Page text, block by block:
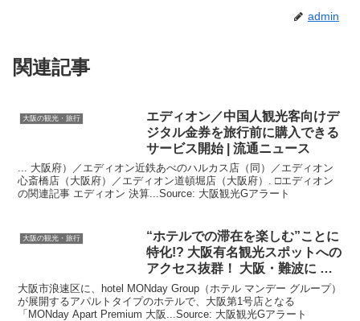
admin
関連記事
大阪の観光・旅行 エディオン／中国人観光客向けデ
ジタル金券を旅行前に購入できる
サービス開始 | 流通ニュース
... 大阪府）／エディオン近鉄あべのハルカス店（同）／エディオン
心斎橋店（大阪府）／エディオン道頓堀店（大阪府）. □エディオン
の関連記事 エディオン 決算...Source: 大阪観光Gアラート
大阪の観光・旅行
“ホテルでの滞在を楽しむ”ことに
特化!? 大阪有名観光スポットへの
アクセス抜群！ 大阪 ・難波に …
大阪市浪速区に、hotel MONday Group（ホテル マンデー グループ）
が展開するアパルトタイプのホテルで、大阪第1号店となる
「MONday Apart Premium 大阪...Source: 大阪観光Gアラート